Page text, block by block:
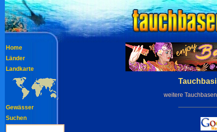
weitere
Home
Länder
Landkarte
Gewässer
Suchen